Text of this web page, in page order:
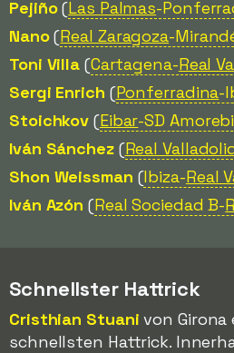
Pejiño(Las Palmas-
Nano(Real Zaragoza-
Toni Villa (Cartagena-Real
Sergi Enrich (Ponferradina-
Stoichkov (Eibar-SD
Iván Sánchez(Real
Shon Weissman (Ibiza-Real
Iván Azón (Real Sociedad B-
Schnellster Hattrick
Cristhian Stuani von Girona
schnellsten Hattrick.